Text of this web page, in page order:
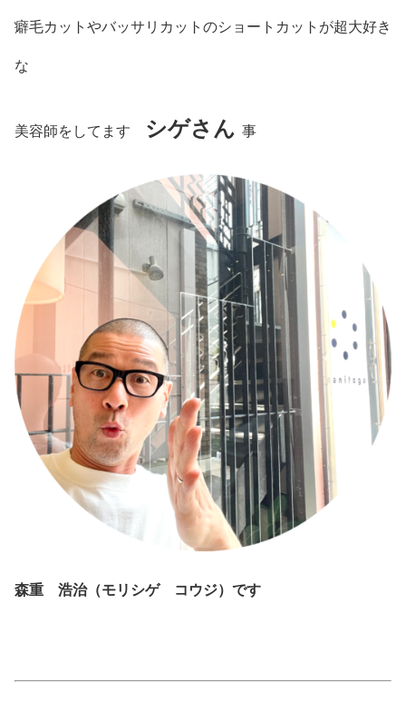
癖毛カットやバッサリカットのショートカットが超大好き
な
美容師をしてます シゲさん 事
森重 浩治（モリシゲ コウジ）です